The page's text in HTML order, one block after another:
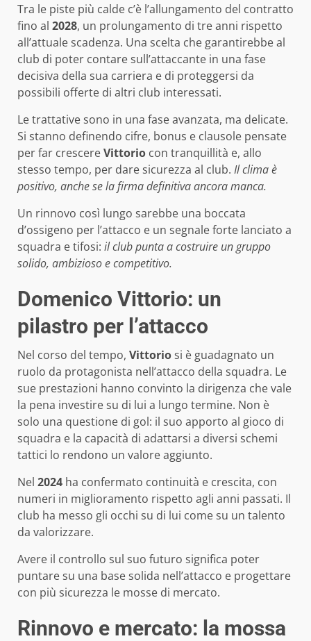
Tra le piste più calde c’è l’allungamento del contratto
fino al 2028, un prolungamento di tre anni rispetto
all’attuale scadenza. Una scelta che garantirebbe al
club di poter contare sull’attaccante in una fase
decisiva della sua carriera e di proteggersi da
possibili offerte di altri club interessati.
Le trattative sono in una fase avanzata, ma delicate.
Si stanno definendo cifre, bonus e clausole pensate
per far crescereVittorio con tranquillità e, allo
stesso tempo, per dare sicurezza al club. Il clima è
positivo, anche se la firma definitiva ancora manca.
Un rinnovo così lungo sarebbe una boccata
d’ossigeno per l’attacco e un segnale forte lanciato a
squadra e tifosi: il club punta a costruire un gruppo
solido, ambizioso e competitivo.
Domenico Vittorio: un
pilastro per l’attacco
Nel corso del tempo, Vittoriosi è guadagnato un
ruolo da protagonista nell’attacco della squadra. Le
sue prestazioni hanno convinto la dirigenza che vale
la pena investire su di lui a lungo termine. Non è
solo una questione di gol: il suo apporto al gioco di
squadra e la capacità di adattarsi a diversi schemi
tattici lo rendono un valore aggiunto.
Nel 2024 ha confermato continuità e crescita, con
numeri in miglioramento rispetto agli anni passati. Il
club ha messo gli occhi su di lui come su un talento
da valorizzare.
Avere il controllo sul suo futuro significa poter
puntare su una base solida nell’attacco e progettare
con più sicurezza le mosse di mercato.
Rinnovo e mercato: la mossa